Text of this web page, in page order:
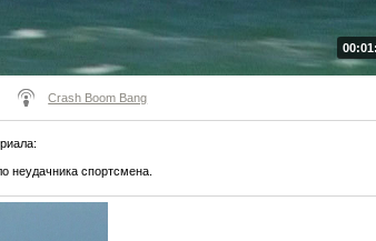
Crash Boom Bang
:
неудачника спортсмена.